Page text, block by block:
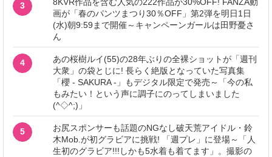
3
8KVR作品を含む人気の222作品が30%OFF! FANZA動
画が「春のパンツまつり30％OFF」第2弾を明日1日
(水)朝9:59まで開催～キャンペーンガールは田野憂さ
ん
4
あの桜樹ルイ(55)の28年ぶりの全裸ショットが「週刊
大衆」の袋とじに! 長らく絶版となっていた写真集
「櫻 - SAKURA -」もデジタル限定で発売～「今の私
もみたい！という声に調子にのってしまいました
(^◇^;)」
5
お尻スポンサーも話題のNGなし破天荒アイドル・鈴
木Mob.が初グラビアに挑戦! 「週プレ」に登場～「人
生初のグラビア!!!しかも5水着も着てます」。撮影の